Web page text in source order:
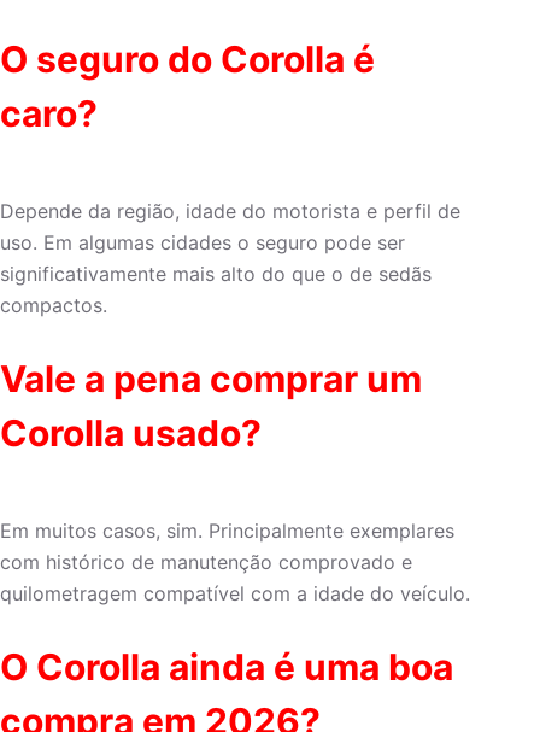
O seguro do Corolla é
caro?
Depende da região, idade do motorista e perfil de
uso. Em algumas cidades o seguro pode ser
significativamente mais alto do que o de sedãs
compactos.
Vale a pena comprar um
Corolla usado?
Em muitos casos, sim. Principalmente exemplares
com histórico de manutenção comprovado e
quilometragem compatível com a idade do veículo.
O Corolla ainda é uma boa
compra em 2026?